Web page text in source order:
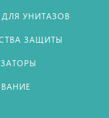
УНИТАЗОВ
ЗАЩИТЫ